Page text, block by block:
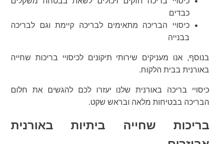
כבדים
כיסויי הבריכה מתאימים לבריכה קיימת וגם לבריכה
בבנייה
בנוסף, אנו מעניקים שירותי תיקונים לכיסויי בריכות שחייה
באורנית בבית הלקוח.
כיסויי בריכה באורנית שלנו יעזרו לכם להגשים את חלום
הבריכה בבטיחות מלאה ובראש שקט.
בריכות שחייה ביתיות באורנית